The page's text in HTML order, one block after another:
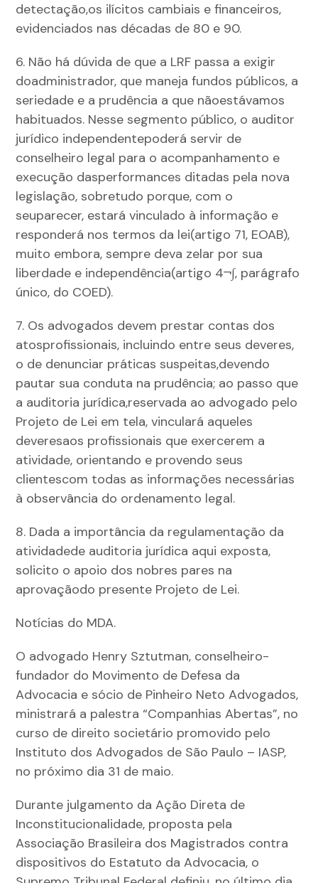
detectação,os ilícitos cambiais e financeiros,
evidenciados nas décadas de 80 e 90.
6. Não há dúvida de que a LRF passa a exigir
doadministrador, que maneja fundos públicos, a
seriedade e a prudência a que nãoestávamos
habituados. Nesse segmento público, o auditor
jurídico independentepoderá servir de
conselheiro legal para o acompanhamento e
execução dasperformances ditadas pela nova
legislação, sobretudo porque, com o
seuparecer, estará vinculado à informação e
responderá nos termos da lei(artigo 71, EOAB),
muito embora, sempre deva zelar por sua
liberdade e independência(artigo 4¬∫, parágrafo
único, do COED).
7. Os advogados devem prestar contas dos
atosprofissionais, incluindo entre seus deveres,
o de denunciar práticas suspeitas,devendo
pautar sua conduta na prudência; ao passo que
a auditoria jurídica,reservada ao advogado pelo
Projeto de Lei em tela, vinculará aqueles
deveresaos profissionais que exercerem a
atividade, orientando e provendo seus
clientescom todas as informações necessárias
à observância do ordenamento legal.
8. Dada a importância da regulamentação da
atividadede auditoria jurídica aqui exposta,
solicito o apoio dos nobres pares na
aprovaçãodo presente Projeto de Lei.
Notícias do MDA.
O advogado Henry Sztutman, conselheiro-
fundador do Movimento de Defesa da
Advocacia e sócio de Pinheiro Neto Advogados,
ministrará a palestra “Companhias Abertas”, no
curso de direito societário promovido pelo
Instituto dos Advogados de São Paulo – IASP,
no próximo dia 31 de maio.
Durante julgamento da Ação Direta de
Inconstitucionalidade, proposta pela
Associação Brasileira dos Magistrados contra
dispositivos do Estatuto da Advocacia, o